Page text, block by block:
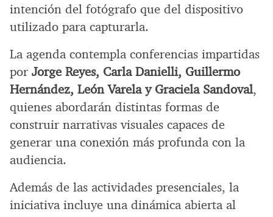
intención del fotógrafo que del dispositivo
utilizado para capturarla.
La agenda contempla conferencias impartidas
por Jorge Reyes, Carla Danielli, Guillermo
Hernández, León Varela y Graciela Sandoval,
quienes abordarán distintas formas de
construir narrativas visuales capaces de
generar una conexión más profunda con la
audiencia.
Además de las actividades presenciales, la
iniciativa incluye una dinámica abierta al